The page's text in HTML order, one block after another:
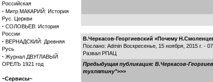
Российская
· Митр.МАКАРИЙ: История
Рус. Церкви
· СОЛОВЬЕВ: История
России
· ВЕРНАДСКИЙ: Древняя
Русь
· Журнал ДВУГЛАВЫЙ
ОРЕЛЪ 1921 год
~Сервисы~
В.Черкасов-Георгиевский «Почему
Послано: Admin Воскресенье, 15 ноября, 2015 г. -
Развал РПАЦ
Предыдущая публикация: В.Черкасов-
тухлятину">>>